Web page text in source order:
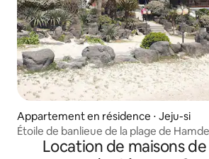
Appartement en résidence ⋅ Jeju-si
Étoile de banlieue de la plage de
avant (fauteuil, console de jeux,
Location de maisons